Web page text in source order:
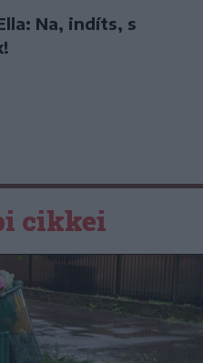
Na, indíts, s
cikkei